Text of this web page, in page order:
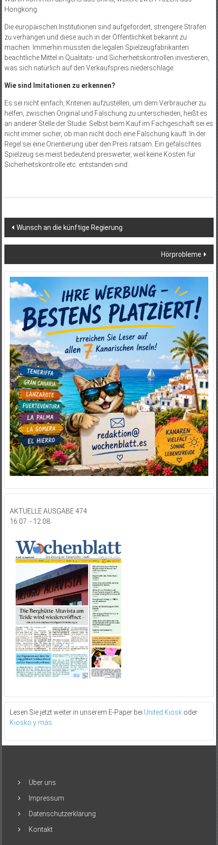
Hongkong.
Die europäischen Institutionen sind aufgefordert, strengere Strafen
zu verhängen und diese auch in der Öffentlichkeit bekannt zu
machen. Immerhin müssten die legalen Spielzeugfabrikanten
beachtliche Mittel in Qualitäts- und Sicherheitskontrollen investieren,
was sich natürlich auf den Verkaufspreis niederschlage.
Wie sind Imitationen zu erkennen?
Es sei nicht einfach, Kriterien aufzustellen, um dem Verbraucher zu
helfen, zwischen Original und Fälschung zu unterscheiden, heißt es
an anderer Stelle der Studie. Selbst beim Kauf im Fachgeschäft sei es
nicht immer sicher, ob man nicht doch eine Fälschung kauft. In der
Regel sei eine Orientierung über den Preis ratsam. Ein gefälschtes
Spielzeug sei meist bedeutend preiswerter, weil keine Kosten für
Sicherheitskontrolle etc. entstanden sind.
Beitragsnavigation
Wunsch an die künftige Regierung
Hörprobleme
AKTUELLE AUSGABE 474
16.07. - 12.08.
Lesen Sie jetzt weiter in unserem E-Paper bei United Kioskoder
Kiosko y más
Über uns
Impressum
Datenschutzerklärung
Kontakt